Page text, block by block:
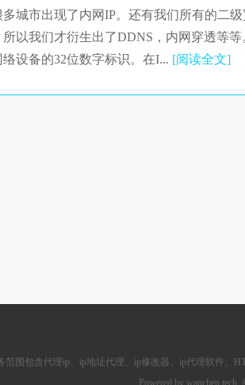
城市出现了内网IP。还有我们所有的二
所以我们才衍生出了DDNS，内网穿
设备的32位数字标识。在I... [阅读全文]
范围包含代理ip 、ip地址代理、ip修改器、 ip代理软件
Powered by wanchen